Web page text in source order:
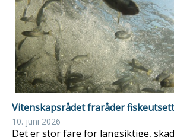
Vitenskapsrådet fraråder
10. juni 2026
Det er stor fare for langsiktige,